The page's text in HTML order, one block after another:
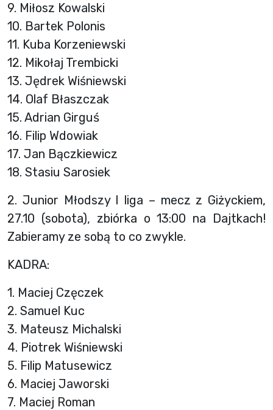
9. Miłosz Kowalski
10. Bartek Polonis
11. Kuba Korzeniewski
12. Mikołaj Trembicki
13. Jędrek Wiśniewski
14. Olaf Błaszczak
15. Adrian Girguś
16. Filip Wdowiak
17. Jan Bączkiewicz
18. Stasiu Sarosiek
2. Junior Młodszy I liga – mecz z Giżyckiem,
27.10 (sobota), zbiórka o 13:00 na Dajtkach!
Zabieramy ze sobą to co zwykle.
KADRA:
1. Maciej Częczek
2. Samuel Kuc
3. Mateusz Michalski
4. Piotrek Wiśniewski
5. Filip Matusewicz
6. Maciej Jaworski
7. Maciej Roman